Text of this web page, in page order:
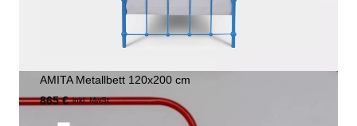
AMITA Metallbett 120x200 cm
865 € inkl. MwSt.